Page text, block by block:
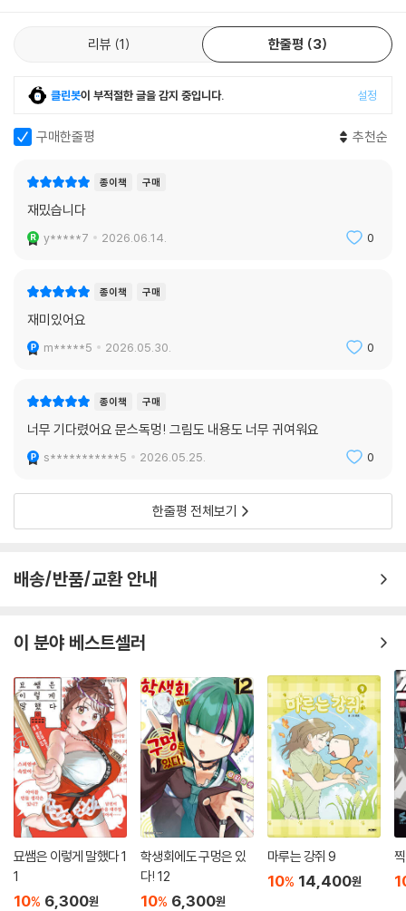
리뷰 1 한줄평 3
클린봇이 부적절한 글을 감지 중입니다. 설정
구매한줄평 추천순
종이책 구매
재밌습니다
y*****7 2026.06.14. 0
종이책 구매
재미있어요
m*****5 2026.05.30. 0
종이책 구매
너무 기다렸어요 문스독멍! 그림도 내용도 너무 귀여워요
s***********5 2026.05.25. 0
한줄평 전체보기
배송/반품/교환 안내
이 분야 베스트셀러
묘쌤은 이렇게 말했다 1
1
10% 6,300원
학생회에도 구멍은 있
다! 12
10% 6,300원
마루는 강쥐 9
10% 14,400원